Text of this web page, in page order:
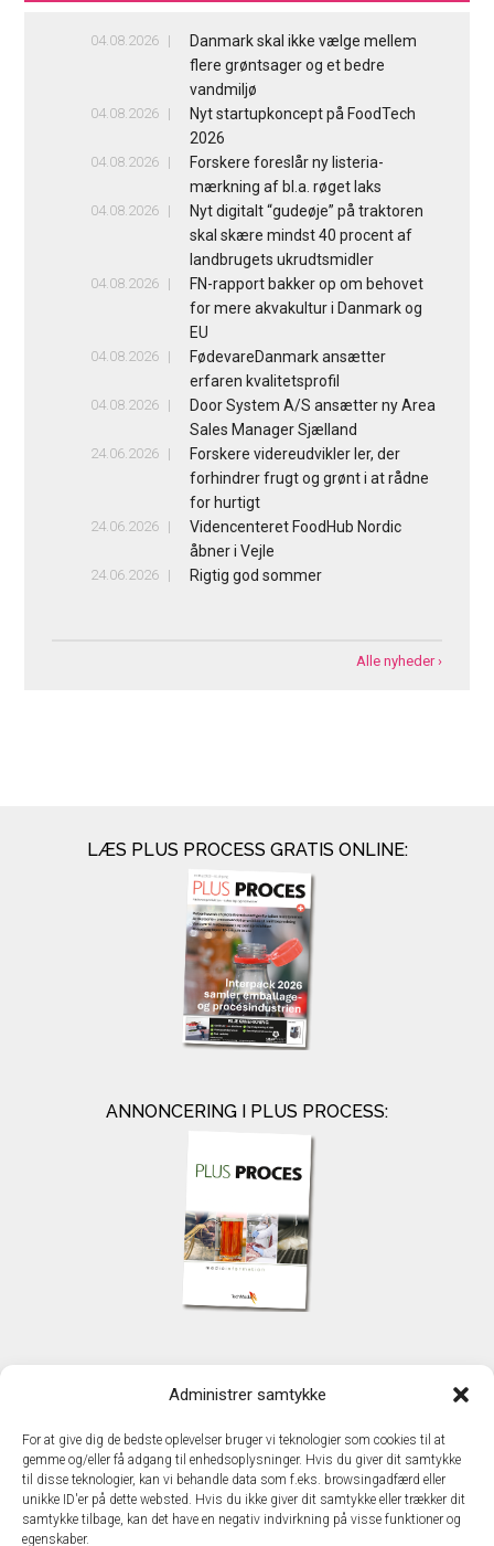
Administrer samtykke
For at give dig de bedste oplevelser bruger vi teknologier som cookies til at
gemme og/eller få adgang til enhedsoplysninger. Hvis du giver dit samtykke
til disse teknologier, kan vi behandle data som f.eks. browsingadfærd eller
unikke ID'er på dette websted. Hvis du ikke giver dit samtykke eller trækker dit
samtykke tilbage, kan det have en negativ indvirkning på visse funktioner og
egenskaber.
04.08.2026
Danmark skal ikke vælge mellem
flere grøntsager og et bedre
vandmiljø
04.08.2026
Nyt startupkoncept på FoodTech
2026
04.08.2026
Forskere foreslår ny listeria-
mærkning af bl.a. røget laks
04.08.2026
Nyt digitalt “gudeøje” på traktoren
skal skære mindst 40 procent af
landbrugets ukrudtsmidler
04.08.2026
FN-rapport bakker op om behovet
for mere akvakultur i Danmark og
EU
04.08.2026
FødevareDanmark ansætter
erfaren kvalitetsprofil
04.08.2026
Door System A/S ansætter ny Area
Sales Manager Sjælland
24.06.2026
Forskere videreudvikler ler, der
forhindrer frugt og grønt i at rådne
for hurtigt
24.06.2026
Videncenteret FoodHub Nordic
åbner i Vejle
24.06.2026 Rigtig god sommer
Alle nyheder ›
LÆS PLUS PROCESS GRATIS ONLINE:
ANNONCERING I PLUS PROCESS:
TechMedia A/S
DK – 2600 Glostrup
www.techmedia.dk
Telefon: +45 43 24 26 28
E-mail:info@techmedia.dk